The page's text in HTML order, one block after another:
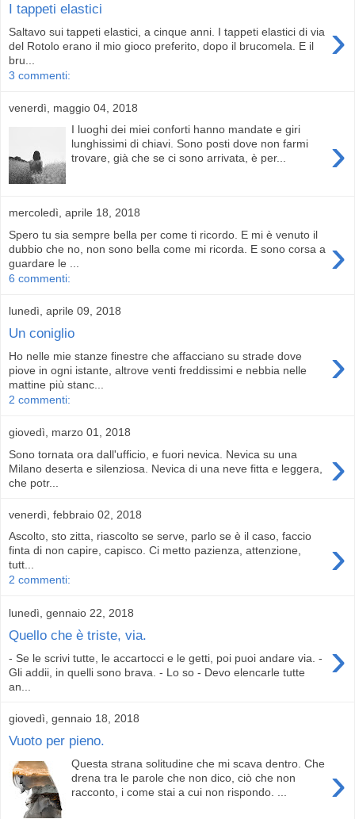
I tappeti elastici
›
Saltavo sui tappeti elastici, a cinque anni. I tappeti elastici di via
del Rotolo erano il mio gioco preferito, dopo il brucomela. E il
bru...
3 commenti:
venerdì, maggio 04, 2018
›
I luoghi dei miei conforti hanno mandate e giri
lunghissimi di chiavi. Sono posti dove non farmi
trovare, già che se ci sono arrivata, è per...
mercoledì, aprile 18, 2018
›
Spero tu sia sempre bella per come ti ricordo. E mi è venuto il
dubbio che no, non sono bella come mi ricorda. E sono corsa a
guardare le ...
6 commenti:
lunedì, aprile 09, 2018
Un coniglio
›
Ho nelle mie stanze finestre che affacciano su strade dove
piove in ogni istante, altrove venti freddissimi e nebbia nelle
mattine più stanc...
2 commenti:
giovedì, marzo 01, 2018
›
Sono tornata ora dall'ufficio, e fuori nevica. Nevica su una
Milano deserta e silenziosa. Nevica di una neve fitta e leggera,
che potr...
venerdì, febbraio 02, 2018
›
Ascolto, sto zitta, riascolto se serve, parlo se è il caso, faccio
finta di non capire, capisco. Ci metto pazienza, attenzione,
tutt...
2 commenti:
lunedì, gennaio 22, 2018
Quello che è triste, via. ›
- Se le scrivi tutte, le accartocci e le getti, poi puoi andare via. -
Gli addii, in quelli sono brava. - Lo so - Devo elencarle tutte
an...
giovedì, gennaio 18, 2018
Vuoto per pieno.
›
Questa strana solitudine che mi scava dentro. Che
drena tra le parole che non dico, ciò che non
racconto, i come stai a cui non rispondo. ...